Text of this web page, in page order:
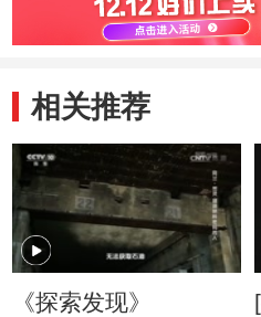
相关推荐
《探索发现》